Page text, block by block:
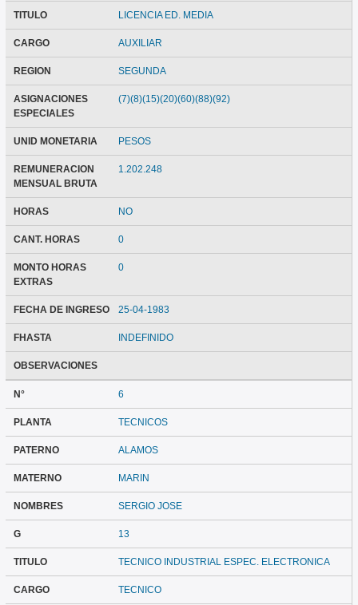
TITULO LICENCIA ED. MEDIA
CARGO AUXILIAR
REGION SEGUNDA
ASIGNACIONES
ESPECIALES
(7)(8)(15)(20)(60)(88)(92)
UNID MONETARIA PESOS
REMUNERACION
MENSUAL BRUTA
1.202.248
HORAS NO
CANT. HORAS 0
MONTO HORAS
EXTRAS
0
FECHA DE INGRESO 25-04-1983
FHASTA INDEFINIDO
OBSERVACIONES
N° 6
PLANTA TECNICOS
PATERNO ALAMOS
MATERNO MARIN
NOMBRES SERGIO JOSE
G 13
TITULO TECNICO INDUSTRIAL ESPEC. ELECTRONICA
CARGO TECNICO